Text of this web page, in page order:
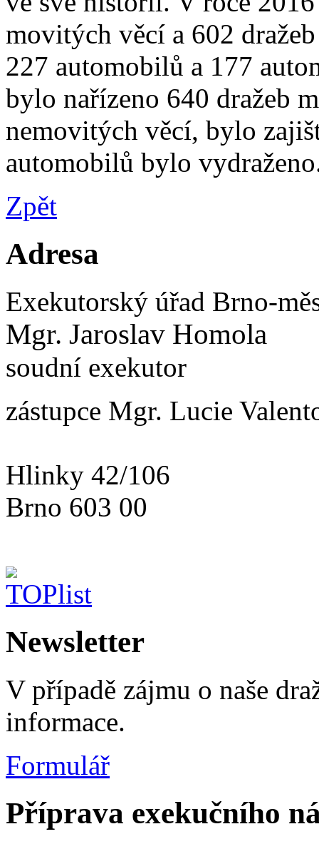
movitých věcí a 602
227 automobilů a 177
bylo nařízeno 640 dražeb
nemovitých věcí, bylo
automobilů bylo
Zpět
Adresa
Exekutorský úřad Brno-
Mgr. Jaroslav Homola
soudní exekutor
zástupce Mgr. Lucie
Hlinky 42/106
Brno 603 00
Newsletter
V případě zájmu o naše
informace.
Formulář
Příprava exekučního